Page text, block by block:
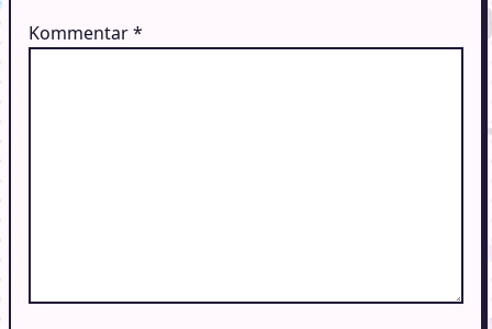
Kommentar*